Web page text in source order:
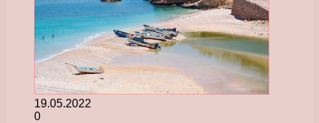
19.05.2022
0